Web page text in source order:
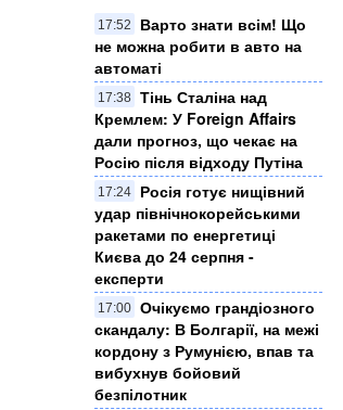
17:52
Варто знати всім! Що
не можна робити в авто на
автоматі
17:38 Тінь Сталіна над
Кремлем: У Foreign Affairs
дали прогноз, що чекає на
Росію після відходу Путіна
17:24
Росія готує нищівний
удар північнокорейськими
ракетами по енергетиці
Києва до 24 серпня -
експерти
17:00 Очікуємо грандіозного
скандалу: В Болгарії, на межі
кордону з Румунією, впав та
вибухнув бойовий
безпілотник